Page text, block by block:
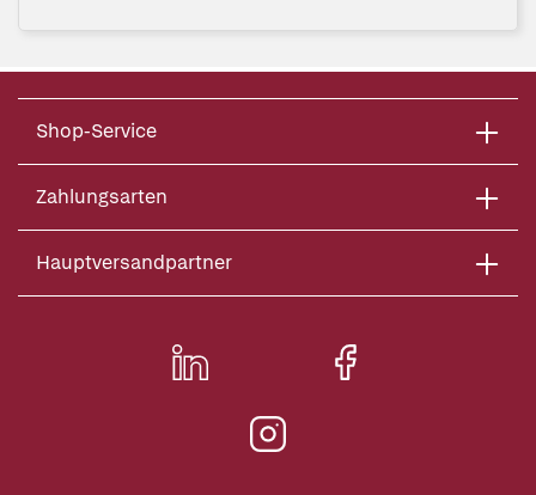
Shop-Service
Zahlungsarten
Hauptversandpartner